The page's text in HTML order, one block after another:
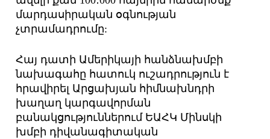
մարդասիրական օգնության
չտրամադրումը:
Հայ դատի Ամերիկայի հանձնախմբի
նախագահը հատուկ ուշադրություն է
հրավիրել Արցախյան հիմնախնդրի
խաղաղ կարգավորման
բանակցություններում ԵԱՀԿ Մինսկի
խմբի դիվանագիտական